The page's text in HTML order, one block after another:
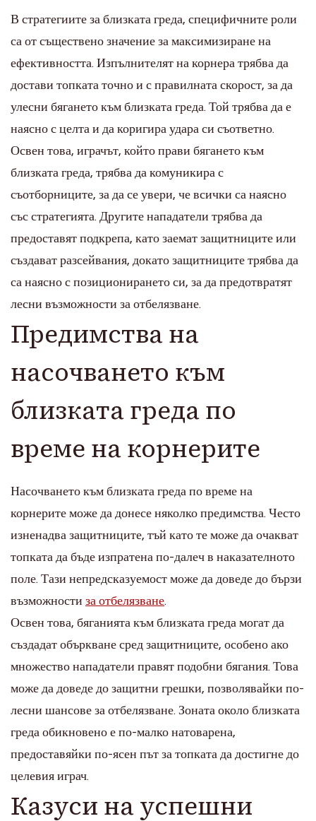
В стратегиите за близката греда, специфичните роли
са от съществено значение за максимизиране на
ефективността. Изпълнителят на корнера трябва да
достави топката точно и с правилната скорост, за да
улесни бягането към близката греда. Той трябва да е
наясно с целта и да коригира удара си съответно.
Освен това, играчът, който прави бягането към
близката греда, трябва да комуникира с
съотборниците, за да се увери, че всички са наясно
със стратегията. Другите нападатели трябва да
предоставят подкрепа, като заемат защитниците или
създават разсейвания, докато защитниците трябва да
са наясно с позиционирането си, за да предотвратят
лесни възможности за отбелязване.
Предимства на
насочването към
близката греда по
време на корнерите
Насочването към близката греда по време на
корнерите може да донесе няколко предимства. Често
изненадва защитниците, тъй като те може да очакват
топката да бъде изпратена по-далеч в наказателното
поле. Тази непредсказуемост може да доведе до бързи
възможности за отбелязване.
Освен това, бяганията към близката греда могат да
създадат объркване сред защитниците, особено ако
множество нападатели правят подобни бягания. Това
може да доведе до защитни грешки, позволявайки по-
лесни шансове за отбелязване. Зоната около близката
греда обикновено е по-малко натоварена,
предоставяйки по-ясен път за топката да достигне до
целевия играч.
Казуси на успешни